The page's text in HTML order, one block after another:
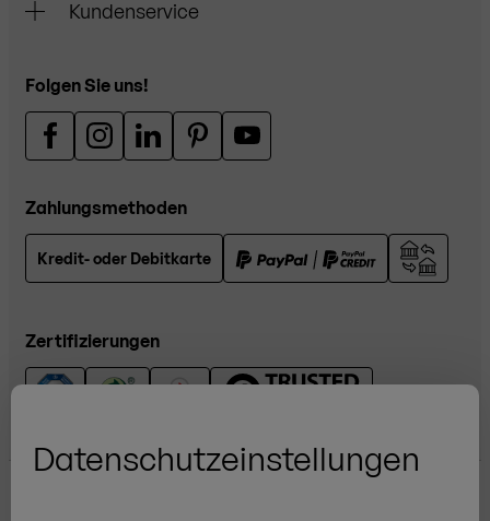
Datenschutzeinstellungen
Kundenservice
Folgen Sie uns!
Zahlungsmethoden
Kredit- oder Debitkarte
Zertifizierungen